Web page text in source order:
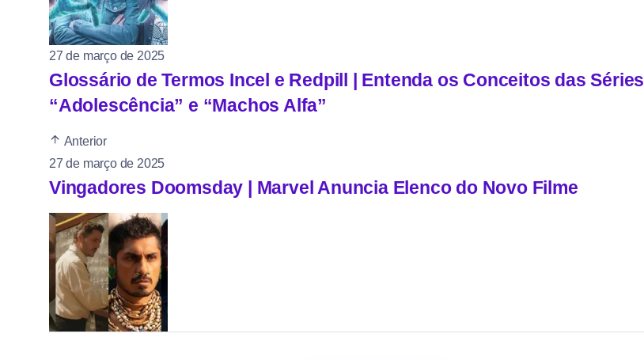
27 de março de 2025
Glossário de Termos Incel e Redpill | Entenda os Conceitos das Séries
“Adolescência” e “Machos Alfa”
Anterior
27 de março de 2025
Vingadores Doomsday | Marvel Anuncia Elenco do Novo Filme